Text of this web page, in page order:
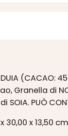
(CACAO:
Granella
PUÒ
30,00 x 13,50 cm